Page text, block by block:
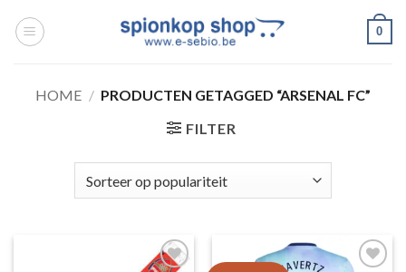
naar
0
HOME / PRODUCTEN GETAGGED “ARSENAL FC”
FILTER